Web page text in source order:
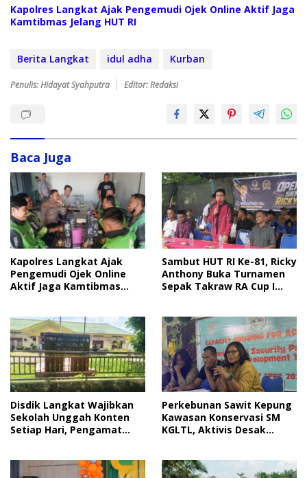
Kapolres Langkat Ajak Pengemudi Ojek Online Aktif Jaga
Kamtibmas Jelang HUT RI
Berita Langkat idul adha Kurban
Penulis: Hidayat Syahputra Editor: Redaksi
Baca Juga
Kapolres Langkat Ajak
Pengemudi Ojek Online
Aktif Jaga Kamtibmas
Sambut HUT RI Ke-81, Ricky
Anthony Buka Turnamen
Sepak Takraw RA Cup I
Disdik Langkat Wajibkan
Sekolah Unggah Konten
Setiap Hari, Pengamat
Perkebunan Sawit Kepung
Kawasan Konservasi SM
KGLTL, Aktivis Desak